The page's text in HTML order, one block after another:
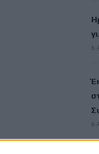
6
6